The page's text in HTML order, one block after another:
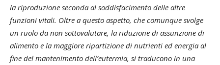
la riproduzione seconda al soddisfacimento delle altre
funzioni vitali. Oltre a questo aspetto, che comunque svolge
un ruolo da non sottovalutare, la riduzione di assunzione di
alimento e la maggiore ripartizione di nutrienti ed energia al
fine del mantenimento dell’eutermia, si traducono in una